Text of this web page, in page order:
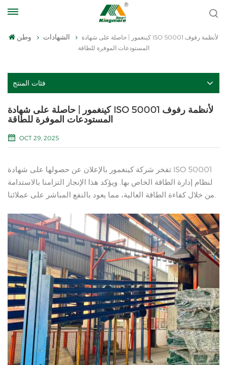
وطن الشهادات
كينغمور | حاصلة على شهادة ISO 50001 لأنظمة رفوف
المستودعات الموفرة للطاقة
فئات المنتج
كينغمور | حاصلة على شهادة ISO 50001 لأنظمة رفوف
المستودعات الموفرة للطاقة
OCT 29, 2025
تفخر شركة كينغمور بالإعلان عن حصولها على شهادة ISO 50001
لنظام إدارة الطاقة الخاص بها. ويؤكد هذا الإنجاز التزامنا بالاستدامة
من خلال كفاءة الطاقة العالية، مما يعود بالنفع المباشر على عملائنا.